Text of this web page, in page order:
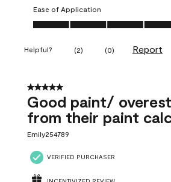
Ease of Application
Ease of Application, 5.0 out of 5
Helpful? (2) (0) Report
5 out of 5 stars.
Good paint/
from their paint
Emily254789
VERIFIED PURCHASER